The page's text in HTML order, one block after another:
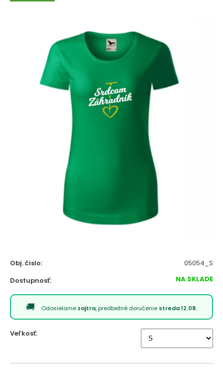
Obj. čislo:
05054_S
Dostupnosť:
NA SKLADE
Odosielame zajtra, predbežné doručenie streda 12.08.
Veľkosť: